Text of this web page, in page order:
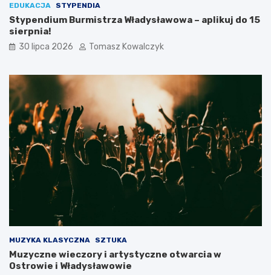
EDUKACJA STYPENDIA
Stypendium Burmistrza Władysławowa – aplikuj do 15
sierpnia!
30 lipca 2026 Tomasz Kowalczyk
MUZYKA KLASYCZNA SZTUKA
Muzyczne wieczory i artystyczne otwarcia w
Ostrowie i Władysławowie